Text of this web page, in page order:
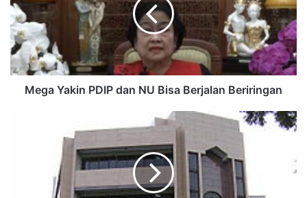
Mega Yakin PDIP dan NU Bisa Berjalan Beriringan